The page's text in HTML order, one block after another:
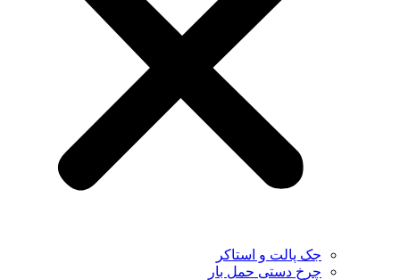
جک پالت و استاکر
چرخ دستی حمل بار